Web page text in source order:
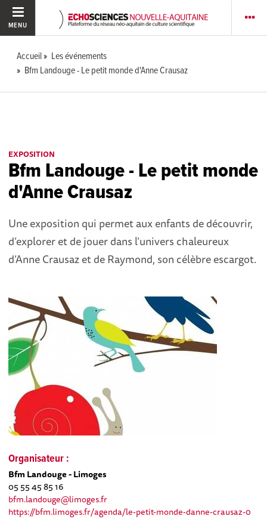
MENU
Accueil
Les événements
Bfm Landouge - Le petit monde d'Anne Crausaz
EXPOSITION
Bfm Landouge - Le petit monde
d'Anne Crausaz
Une exposition qui permet aux enfants de découvrir,
d’explorer et de jouer dans l’univers chaleureux
d’Anne Crausaz et de Raymond, son célèbre escargot.
Organisateur :
Bfm Landouge - Limoges
05 55 45 85 16
bfm.landouge@limoges.fr
https://bfm.limoges.fr/agenda/le-petit-monde-danne-crausaz-0